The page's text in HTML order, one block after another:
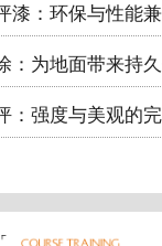
漆：环保与性能
：为地面带来持
：强度与美观的